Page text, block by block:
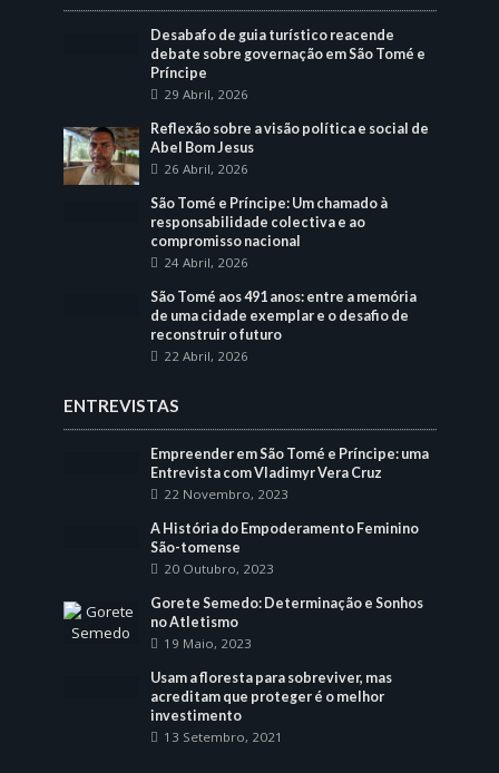
Desabafo de guia turístico reacende
debate sobre governação em São Tomé e
Príncipe
29 Abril, 2026
Reflexão sobre a visão política e social de
Abel Bom Jesus
26 Abril, 2026
São Tomé e Príncipe: Um chamado à
responsabilidade colectiva e ao
compromisso nacional
24 Abril, 2026
São Tomé aos 491 anos: entre a memória
de uma cidade exemplar e o desafio de
reconstruir o futuro
22 Abril, 2026
ENTREVISTAS
Empreender em São Tomé e Príncipe: uma
Entrevista com Vladimyr Vera Cruz
22 Novembro, 2023
A História do Empoderamento Feminino
São-tomense
20 Outubro, 2023
Gorete Semedo: Determinação e Sonhos
no Atletismo
19 Maio, 2023
Usam a floresta para sobreviver, mas
acreditam que proteger é o melhor
investimento
13 Setembro, 2021